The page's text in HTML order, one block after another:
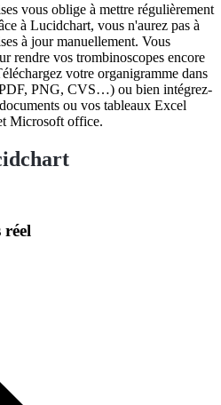
vous oblige à mettre régulièrement
à Lucidchart, vous n'aurez pas à
à jour manuellement. Vous
rendre vos trombinoscopes encore
votre organigramme dans
PNG, CVS…) ou bien intégrez-
ou vos tableaux Excel
Microsoft office.
réel